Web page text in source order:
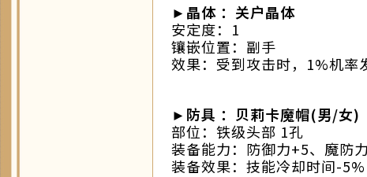
►晶体 ：关户晶体
安定度：1
镶嵌位置：副手
效果：受到攻击时，1%机率
►防具 ：贝莉卡魔帽(男/女)
部位：铁级头部 1孔
装备能力：防御力+5、魔防
装备效果：技能冷却时间-5%